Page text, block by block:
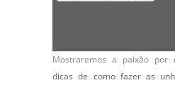
Mostraremos a paixão por
dicas de como fazer as